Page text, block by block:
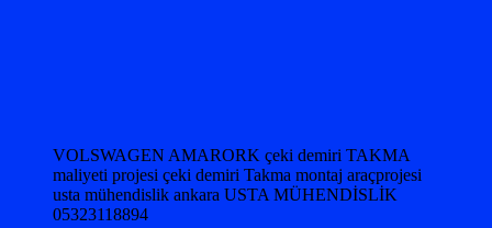
VOLSWAGEN AMARORK çeki demiri TAKMA
maliyeti projesi çeki demiri Takma montaj araçprojesi
usta mühendislik ankara USTA MÜHENDİSLİK
05323118894